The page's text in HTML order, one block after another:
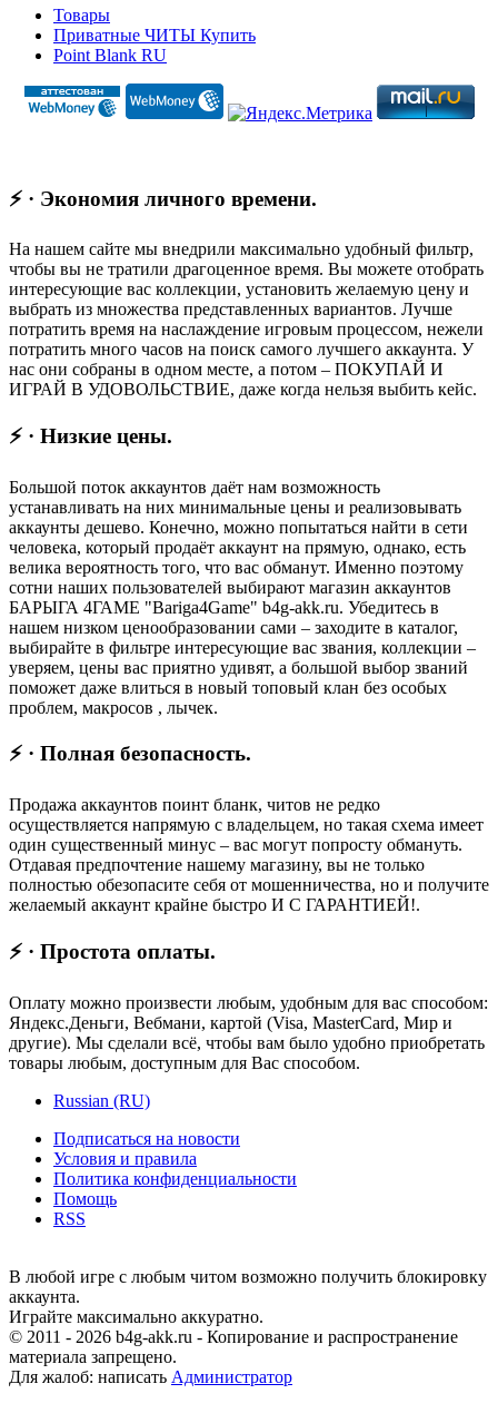
Товары
Приватные ЧИТЫ Купить
Point Blank RU
⚡ · Экономия личного времени.
На нашем сайте мы внедрили максимально удобный фильтр,
чтобы вы не тратили драгоценное время. Вы можете отобрать
интересующие вас коллекции, установить желаемую цену и
выбрать из множества представленных вариантов. Лучше
потратить время на наслаждение игровым процессом, нежели
потратить много часов на поиск самого лучшего аккаунта. У
нас они собраны в одном месте, а потом – ПОКУПАЙ И
ИГРАЙ В УДОВОЛЬСТВИЕ, даже когда нельзя выбить кейс.
⚡ · Низкие цены.
Большой поток аккаунтов даёт нам возможность
устанавливать на них минимальные цены и реализовывать
аккаунты дешево. Конечно, можно попытаться найти в сети
человека, который продаёт аккаунт на прямую, однако, есть
велика вероятность того, что вас обманут. Именно поэтому
сотни наших пользователей выбирают магазин аккаунтов
БАРЫГА 4ГАМЕ "Bariga4Game" b4g-akk.ru. Убедитесь в
нашем низком ценообразовании сами – заходите в каталог,
выбирайте в фильтре интересующие вас звания, коллекции –
уверяем, цены вас приятно удивят, а большой выбор званий
поможет даже влиться в новый топовый клан без особых
проблем, макросов , лычек.
⚡ · Полная безопасность.
Продажа аккаунтов поинт бланк, читов не редко
осуществляется напрямую с владельцем, но такая схема имеет
один существенный минус – вас могут попросту обмануть.
Отдавая предпочтение нашему магазину, вы не только
полностью обезопасите себя от мошенничества, но и получите
желаемый аккаунт крайне быстро И С ГАРАНТИЕЙ!.
⚡ · Простота оплаты.
Оплату можно произвести любым, удобным для вас способом:
Яндекс.Деньги, Вебмани, картой (Visa, MasterCard, Мир и
другие). Мы сделали всё, чтобы вам было удобно приобретать
товары любым, доступным для Вас способом.
Russian (RU)
Подписаться на новости
Условия и правила
Политика конфиденциальности
Помощь
RSS
В любой игре с любым читом возможно получить блокировку
аккаунта.
Играйте максимально аккуратно.
© 2011 - 2026 b4g-akk.ru - Копирование и распространение
материала запрещено.
Для жалоб: написать Администратор